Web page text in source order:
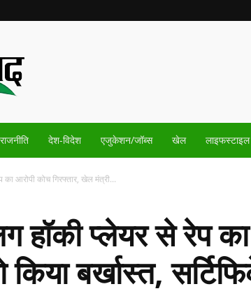
राजनीति देश-विदेश एजुकेशन/जॉब्स खेल लाइफस्टाइल
का आरोपी कोच गिरफ्तार, खेल मंत्री...
हॉकी प्लेयर से रेप
बर्खास्त,